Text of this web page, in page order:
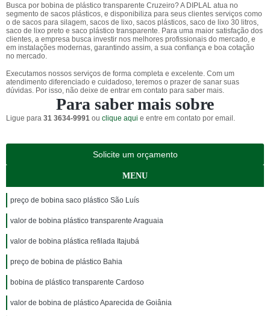
Busca por bobina de plástico transparente Cruzeiro? A DIPLAL atua no
segmento de sacos plásticos, e disponibiliza para seus clientes serviços como
o de sacos para silagem, sacos de lixo, sacos plásticos, saco de lixo 30 litros,
saco de lixo preto e saco plástico transparente. Para uma maior satisfação dos
clientes, a empresa busca investir nos melhores profissionais do mercado, e
em instalações modernas, garantindo assim, a sua confiança e boa cotação
no mercado.
Executamos nossos serviços de forma completa e excelente. Com um
atendimento diferenciado e cuidadoso, teremos o prazer de sanar suas
dúvidas. Por isso, não deixe de entrar em contato para saber mais.
Para saber mais sobre
Ligue para 31 3634-9991 ou clique aqui e entre em contato por email.
Solicite um orçamento
MENU
preço de bobina saco plástico São Luís
valor de bobina plástico transparente Araguaia
valor de bobina plástica refilada Itajubá
preço de bobina de plástico Bahia
bobina de plástico transparente Cardoso
valor de bobina de plástico Aparecida de Goiânia